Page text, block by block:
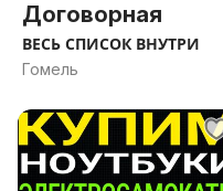
Договорная
ВЕСЬ СПИСОК ВНУТРИ
Гомель